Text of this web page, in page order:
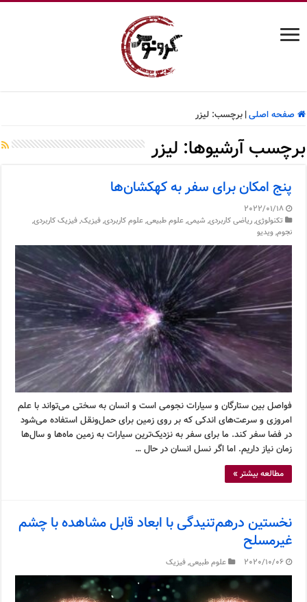
صفحه اصلی| برچسب:لیزر
برچسب آرشیوها: لیزر
پنج امکان برای سفر به کهکشان‌ها
2022/01/18
تکنولوژی,ریاضی کاربردی, شیمی,علوم طبیعی,علوم کاربردی,فیزیک,فیزیک کاربردی,
نجوم,ویدیو
فواصل بین ستارگان و سیارات نجومی است و انسان به سختی می‌تواند با علم
امروزی و سرعت‌های اندکی که بر روی زمین برای حمل‌ونقل استفاده می‌شود
در فضا سفر کند. ما برای سفر به نزدیک‌ترین سیارات به زمین ماه‌ها و سال‌ها
زمان نیاز داریم. اما اگر نسل انسان در حال …
مطالعه بیشتر »
نخستین درهم‌تنیدگی با ابعاد قابل مشاهده با چشم
غیرمسلح
2020/10/06 علوم طبیعی,فیزیک